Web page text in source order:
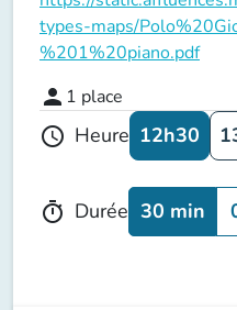
types-maps/
%201%20piano.pdf
person 1 place
schedule Heure 12h30
timer Durée 30 min